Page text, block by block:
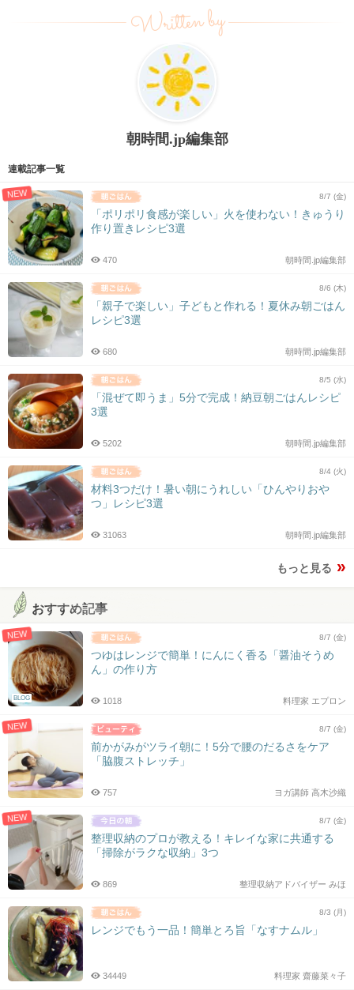
Written by
朝時間.jp編集部
連載記事一覧
NEW 8/7 (金)
「ポリポリ食感が楽しい」火を使わない！きゅうり
作り置きレシピ3選
朝時間.jp編集部
470
8/6 (木)
「親子で楽しい」子どもと作れる！夏休み朝ごはん
レシピ3選
朝時間.jp編集部
680
8/5 (水)
「混ぜて即うま」5分で完成！納豆朝ごはんレシピ
3選
朝時間.jp編集部
5202
8/4 (火)
材料3つだけ！暑い朝にうれしい「ひんやりおや
つ」レシピ3選
朝時間.jp編集部
31063
もっと見る
おすすめ記事
NEW
BLOG
8/7 (金)
つゆはレンジで簡単！にんにく香る「醤油そうめ
ん」の作り方
料理家 エプロン
1018
NEW 8/7 (金)
前かがみがツライ朝に！5分で腰のだるさをケア
「脇腹ストレッチ」
ヨガ講師 高木沙織
757
NEW 8/7 (金)
整理収納のプロが教える！キレイな家に共通する
「掃除がラクな収納」3つ
整理収納アドバイザー みほ
869
8/3 (月)
レンジでもう一品！簡単とろ旨「なすナムル」
料理家 齋藤菜々子
34449